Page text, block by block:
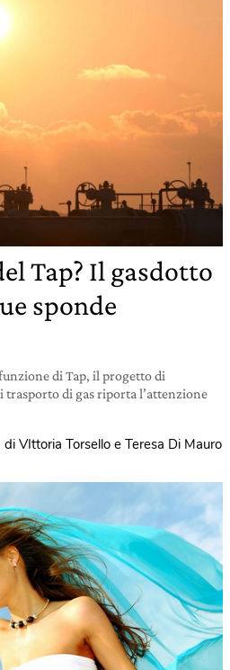
Tap? Il gasdotto
sponde
di Tap, il progetto di
trasporto di gas riporta l’attenzione
di VIttoria Torsello e Teresa Di Mauro